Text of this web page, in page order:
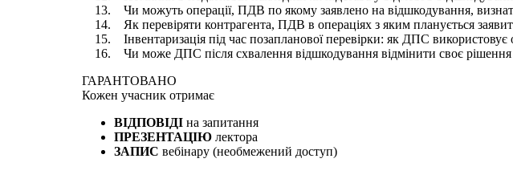
Чи можуть операції, ПДВ по якому заявлено на відшкодування,
Як перевіряти контрагента, ПДВ в операціях з яким планується
Інвентаризація під час позапланової перевірки: як ДПС
Чи може ДПС після схвалення відшкодування відмінити своє
ГАРАНТОВАНО
Кожен учасник отримає
ВІДПОВІДІ на запитання
ПРЕЗЕНТАЦІЮ лектора
ЗАПИС вебінару (необмежений доступ)